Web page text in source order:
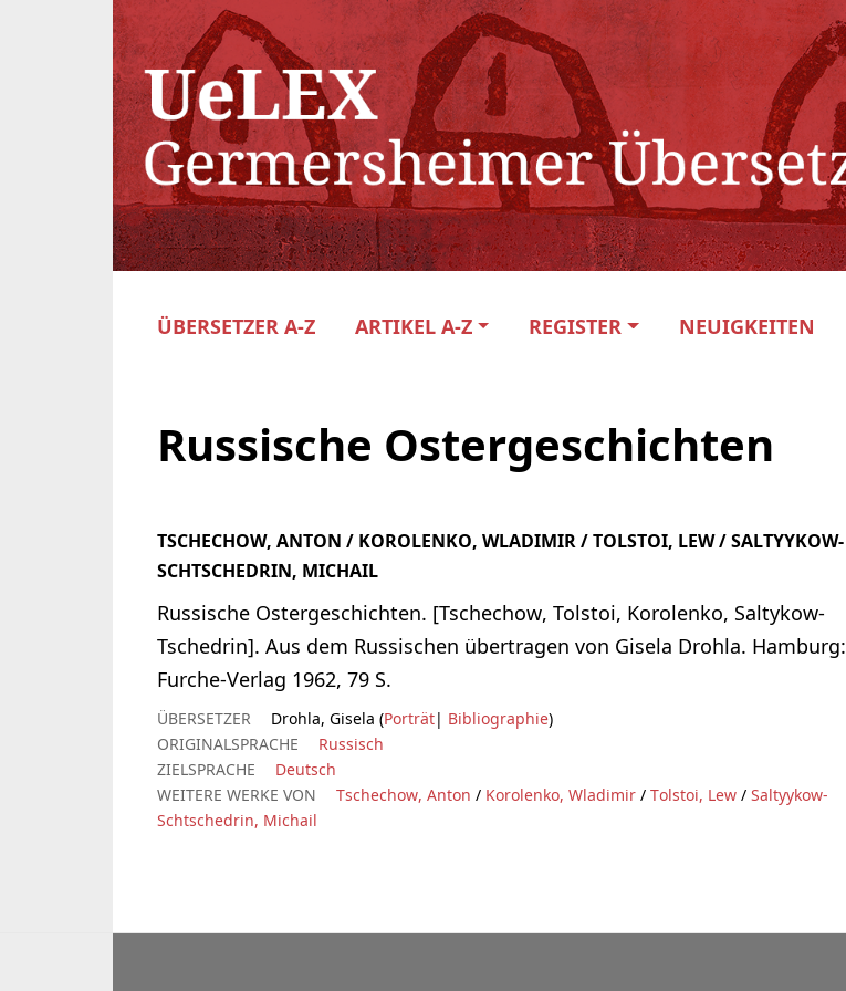
ÜBERSETZER A-Z ARTIKEL A-Z REGISTER NEUIGKEITEN
Russische Ostergeschichten
TSCHECHOW, ANTON / KOROLENKO, WLADIMIR / TOLSTOI, LEW / SALTYYKOW-
SCHTSCHEDRIN, MICHAIL
Russische Ostergeschichten. [Tschechow, Tolstoi, Korolenko, Saltykow-
Tschedrin]. Aus dem Russischen übertragen von Gisela Drohla. Hamburg:
Furche-Verlag 1962, 79 S.
ÜBERSETZER Drohla, Gisela (Porträt| Bibliographie)
ORIGINALSPRACHE
Russisch
ZIELSPRACHE
Deutsch
WEITERE WERKE VON
Tschechow, Anton / Korolenko, Wladimir / Tolstoi, Lew / Saltyykow-
Schtschedrin, Michail